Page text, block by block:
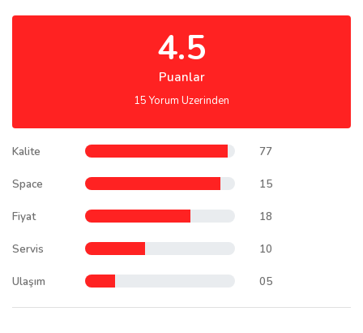
4.5
Puanlar
15 Yorum Uzerinden
Kalite 77
Space 15
Fiyat 18
Servis 10
Ulaşım 05